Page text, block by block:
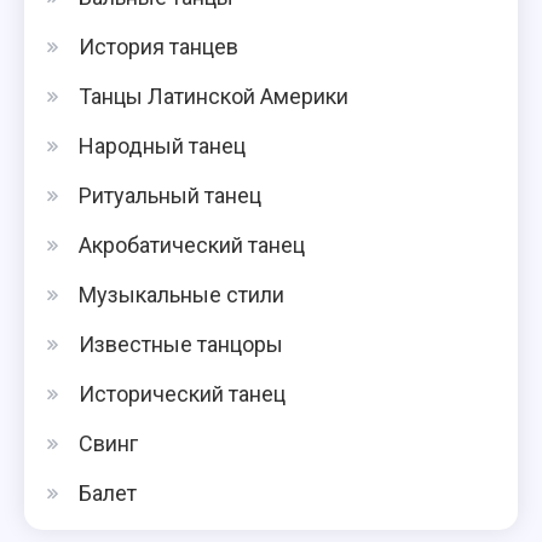
История танцев
Танцы Латинской Америки
Народный танец
Ритуальный танец
Акробатический танец
Музыкальные стили
Известные танцоры
Исторический танец
Свинг
Балет